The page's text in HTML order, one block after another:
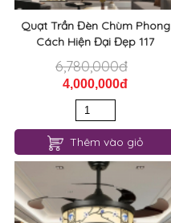
Quạt Trần Đèn Chùm Phong
Cách Hiện Đại Đẹp 117
6,780,000đ
4,000,000đ
Thêm vào giỏ